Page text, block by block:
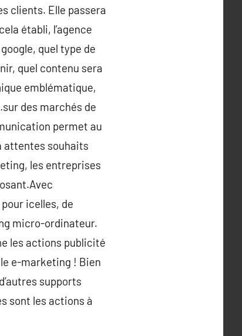
clients. Elle passera
établi, l’agence
quel type de
quel contenu sera
emblématique,
des marchés de
permet au
attentes souhaits
les entreprises
icelles, de
micro-ordinateur.
les actions publicité
e-marketing ! Bien
supports
sont les actions à